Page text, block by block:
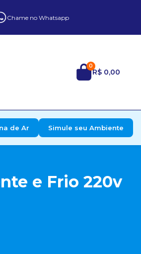
Chame no Whatsapp
0
R$ 0,00
de Ar Simule seu Ambiente
e Frio 220v